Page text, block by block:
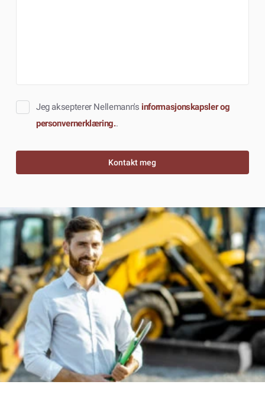
Jeg aksepterer Nellemann's informasjonskapsler og
personvernerklæring..